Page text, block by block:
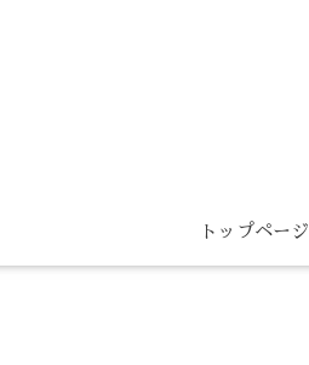
トップページ